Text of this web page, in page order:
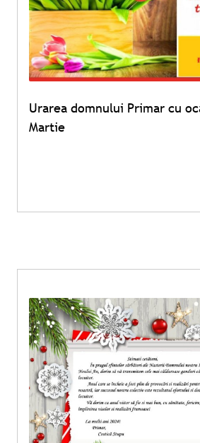
Urarea domnului Primar cu
Martie